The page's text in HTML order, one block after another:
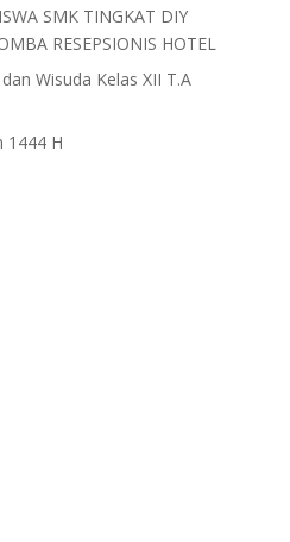
SMK TINGKAT DIY
RESEPSIONIS HOTEL
Wisuda Kelas XII T.A
1444 H